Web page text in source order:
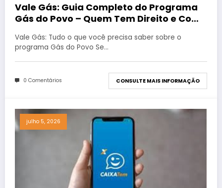
Vale Gás: Guia Completo do Programa
Gás do Povo – Quem Tem Direito e Como
Vale Gás: Tudo o que você precisa saber sobre o
programa Gás do Povo Se…
0 Comentários CONSULTE MAIS INFORMAÇÃO
julho 5, 2026